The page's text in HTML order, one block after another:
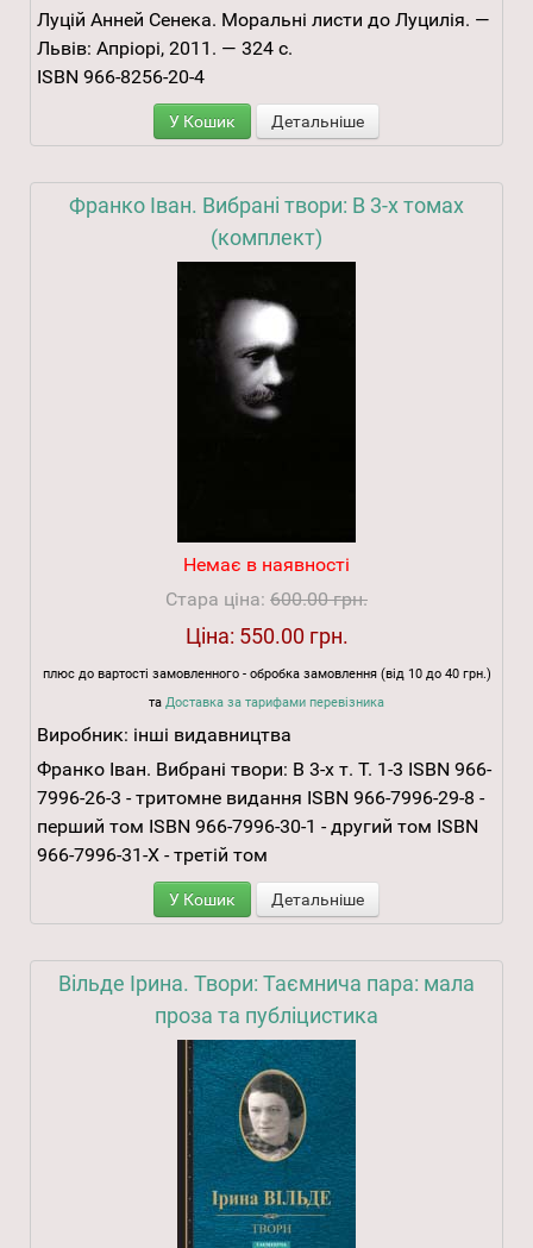
Луцій Анней Сенека. Моральні листи до Луцилія. —
Львів: Апріорі, 2011. — 324 с.
ISBN 966-8256-20-4
У Кошик Детальніше
Франко Іван. Вибрані твори: В 3-х томах
(комплект)
Немає в наявності
Стара ціна: 600.00 грн.
Ціна: 550.00 грн.
плюс до вартості замовленного - обробка замовлення (від 10 до 40 грн.)
та Доставка за тарифами перевізника
Виробник: інші видавництва
Франко Іван. Вибрані твори: В 3-х т. Т. 1-3 ISBN 966-
7996-26-3 - тритомне видання ISBN 966-7996-29-8 -
перший том ISBN 966-7996-30-1 - другий том ISBN
966-7996-31-X - третій том
У Кошик Детальніше
Вільде Ірина. Твори: Таємнича пара: мала
проза та публіцистика